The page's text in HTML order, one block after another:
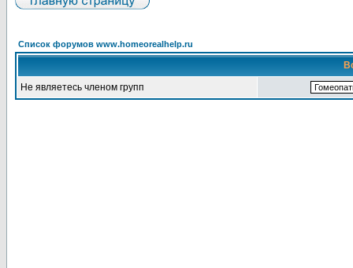
Список форумов www.homeorealhelp.ru
Не являетесь членом групп